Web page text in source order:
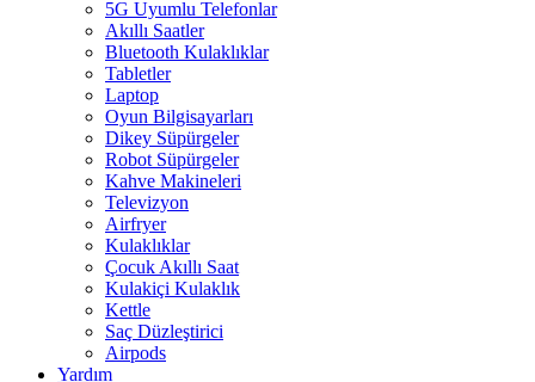
5G Uyumlu Telefonlar
Akıllı Saatler
Bluetooth Kulaklıklar
Tabletler
Laptop
Oyun Bilgisayarları
Dikey Süpürgeler
Robot Süpürgeler
Kahve Makineleri
Televizyon
Airfryer
Kulaklıklar
Çocuk Akıllı Saat
Kulakiçi Kulaklık
Kettle
Saç Düzleştirici
Airpods
Yardım